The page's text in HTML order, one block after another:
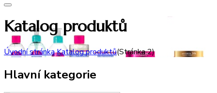
Katalog produktů
Úvodní stránkaKatalog produktů(Stránka 2)
Hlavní kategorie